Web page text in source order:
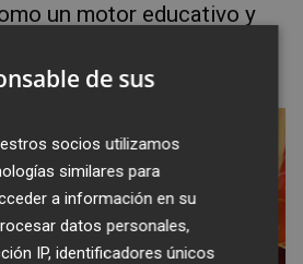
un motor educativo y
ondense.
de sus
socios utilizamos
similares para
a información en su
datos personales,
IP, identificadores únicos